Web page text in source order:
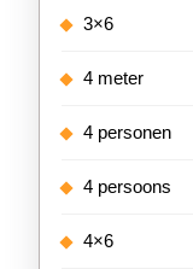
3×6
4 meter
4 personen
4 persoons
4×6